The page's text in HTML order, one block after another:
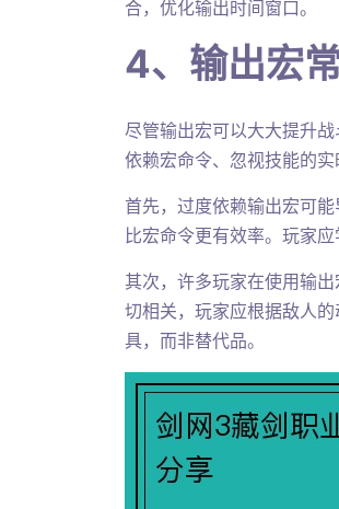
合，优化输出时间窗口。
4、输出宏
尽管输出宏可以大大提升
依赖宏命令、忽视技能的
首先，过度依赖输出宏可
比宏命令更有效率。玩家
其次，许多玩家在使用输
切相关，玩家应根据敌人
具，而非替代品。